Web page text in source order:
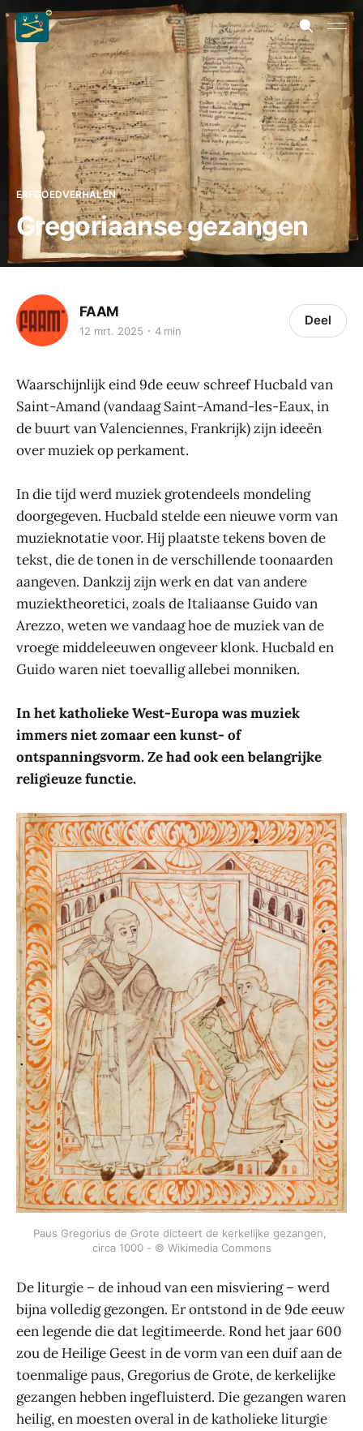
ERFGOEDVERHALEN
Gregoriaanse gezangen
FAAM
12 mrt. 2025 4 min
Deel
Waarschijnlijk eind 9de eeuw schreef Hucbald van
Saint-Amand (vandaag Saint-Amand-les-Eaux, in
de buurt van Valenciennes, Frankrijk) zijn ideeën
over muziek op perkament.
In die tijd werd muziek grotendeels mondeling
doorgegeven. Hucbald stelde een nieuwe vorm van
muzieknotatie voor. Hij plaatste tekens boven de
tekst, die de tonen in de verschillende toonaarden
aangeven. Dankzij zijn werk en dat van andere
muziektheoretici, zoals de Italiaanse Guido van
Arezzo, weten we vandaag hoe de muziek van de
vroege middeleeuwen ongeveer klonk. Hucbald en
Guido waren niet toevallig allebei monniken.
In het katholieke West-Europa was muziek
immers niet zomaar een kunst- of
ontspanningsvorm. Ze had ook een belangrijke
religieuze functie.
Paus Gregorius de Grote dicteert de kerkelijke gezangen,
circa 1000 - © Wikimedia Commons
De liturgie – de inhoud van een misviering – werd
bijna volledig gezongen. Er ontstond in de 9de eeuw
een legende die dat legitimeerde. Rond het jaar 600
zou de Heilige Geest in de vorm van een duif aan de
toenmalige paus, Gregorius de Grote, de kerkelijke
gezangen hebben ingefluisterd. Die gezangen waren
heilig, en moesten overal in de katholieke liturgie